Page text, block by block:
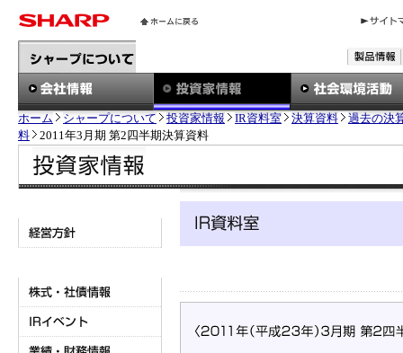
ホーム シャープについて 投資家情報 IR資料室 決算資料
過去の決
料
2011年3月期 第2四半期決算資料